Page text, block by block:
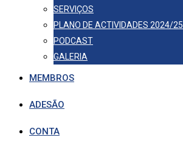
SERVIÇOS
PLANO DE ACTIVIDADES 2024/25
PODCAST
GALERIA
MEMBROS
ADESÃO
CONTA